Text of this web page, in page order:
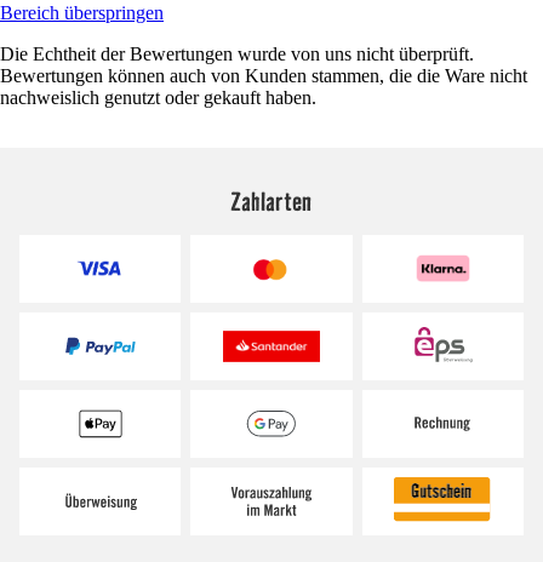
Bereich überspringen
Die Echtheit der Bewertungen wurde von uns nicht überprüft.
Bewertungen können auch von Kunden stammen, die die Ware nicht
nachweislich genutzt oder gekauft haben.
Zahlarten